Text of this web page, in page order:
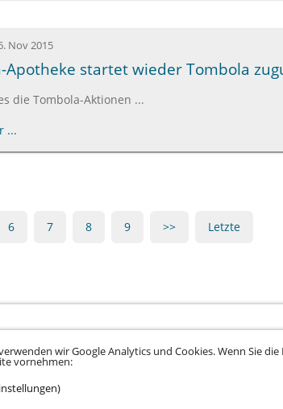
Nov 2015
Apotheke startet wieder Tombola
die Tombola-Aktionen ...
...
6 7 8 9 >> Letzte
wir Google Analytics und Cookies. Wenn Sie
vornehmen: